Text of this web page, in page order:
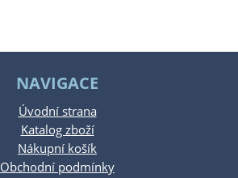
NAVIGACE
Úvodní strana
Katalog zboží
Nákupní košík
Obchodní podmínky